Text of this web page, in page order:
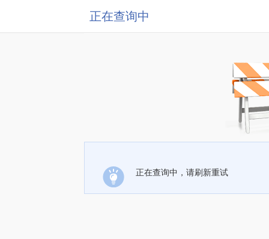
正在查询中
正在查询中，请刷新重试